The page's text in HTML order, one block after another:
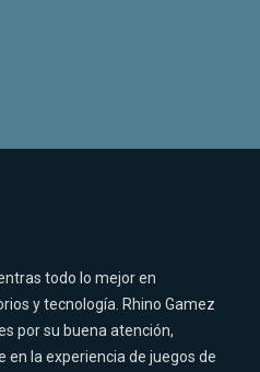
todo lo mejor en
y tecnología. Rhino Gamez
por su buena atención,
en la experiencia de juegos de